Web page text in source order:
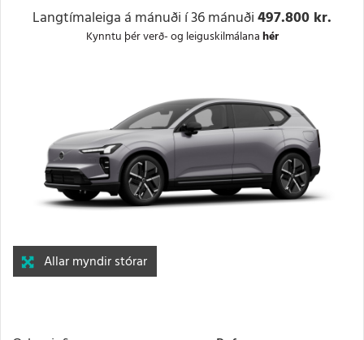
Allar myndir stórar
Langtímaleiga á mánuði í 36 mánuði497.800 kr.
Kynntu þér verð- og leiguskilmálanahér